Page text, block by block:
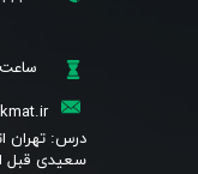
​درس: تهران
سعیدی قبل از
ساعت